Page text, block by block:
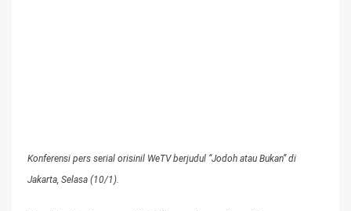
Konferensi pers serial orisinil WeTV berjudul “Jodoh atau Bukan” di
Jakarta, Selasa (10/1).